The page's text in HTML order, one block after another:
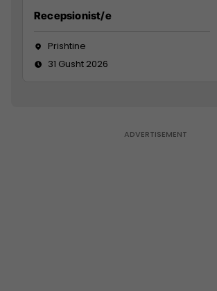
Recepsionist/e
Prishtine
31 Gusht 2026